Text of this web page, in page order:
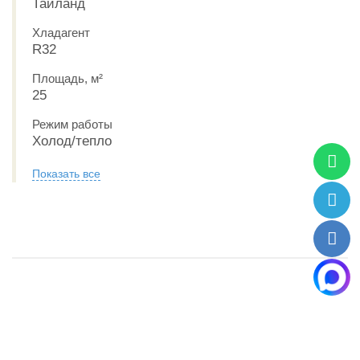
Таиланд
Хладагент
R32
Площадь, м²
25
Режим работы
Холод/тепло
Показать все